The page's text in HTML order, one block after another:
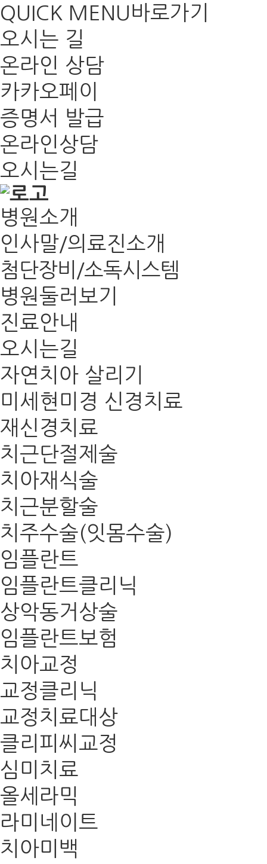
QUICK MENU바로가기
오시는 길
온라인 상담
카카오페이
증명서 발급
온라인상담
오시는길
병원소개
인사말/의료진소개
첨단장비/소독시스템
병원둘러보기
진료안내
오시는길
자연치아 살리기
미세현미경 신경치료
재신경치료
치근단절제술
치아재식술
치근분할술
치주수술(잇몸수술)
임플란트
임플란트클리닉
상악동거상술
임플란트보험
치아교정
교정클리닉
교정치료대상
클리피씨교정
심미치료
올세라믹
라미네이트
치아미백